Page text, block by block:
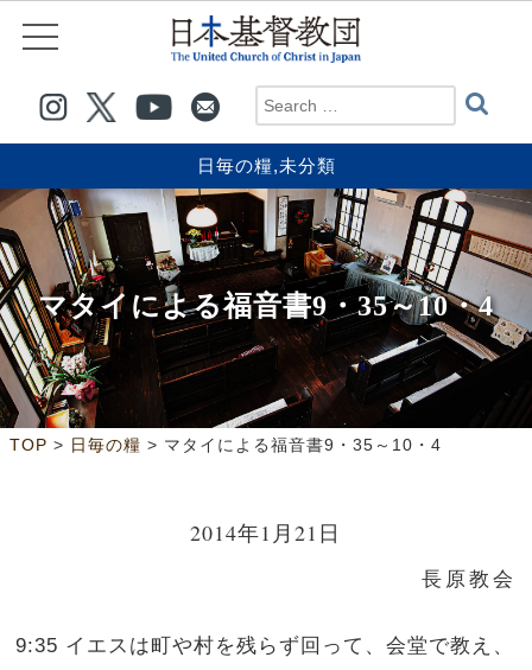
日毎の糧,未分類
マタイによる福音書9・35～10・4
TOP > 日毎の糧 > マタイによる福音書9・35～10・4
2014年1月21日
長原教会
9:35 イエスは町や村を残らず回って、会堂で教え、